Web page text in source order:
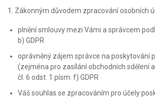
1. Zákonným důvodem zpracování osobních
plnění smlouvy mezi Vámi a správcem
b) GDPR
oprávněný zájem správce na poskytování
(zejména pro zasílání obchodních sdělení
čl. 6 odst. 1 písm. f) GDPR
Váš souhlas se zpracováním pro účely